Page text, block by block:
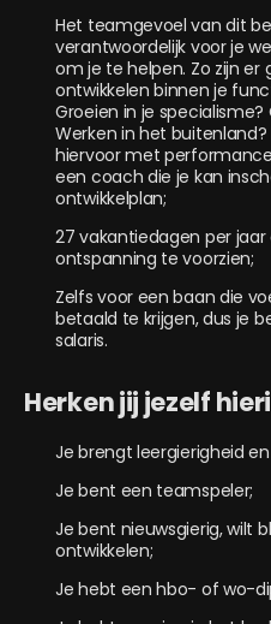
Het teamgevoel van dit
verantwoordelijk voor je
om je te helpen. Zo zijn
ontwikkelen binnen je
Groeien in je
Werken in het buitenland?
hiervoor met
een coach die je kan
ontwikkelplan;
27 vakantiedagen per
ontspanning te voorzien;
Zelfs voor een baan die
betaald te krijgen, dus je
salaris.
Herken jij jezelf
Je brengt leergierigheid
Je bent een teamspeler;
Je bent nieuwsgierig, wilt
ontwikkelen;
Je hebt een hbo- of wo-